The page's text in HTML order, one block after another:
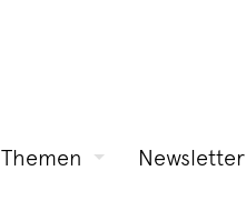
Themen Newsletter